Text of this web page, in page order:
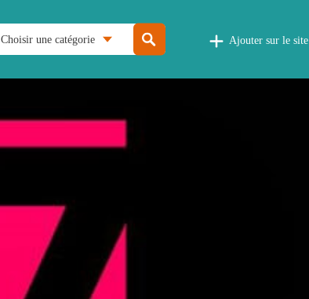
Choisir une catégorie Ajouter sur le site